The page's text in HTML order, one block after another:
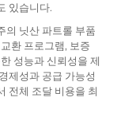
있습니다.
의 닛산 파트롤 부품
환 프로그램, 보증
성능과 신뢰성을 제
제성과 공급 가능성
전체 조달 비용을 최